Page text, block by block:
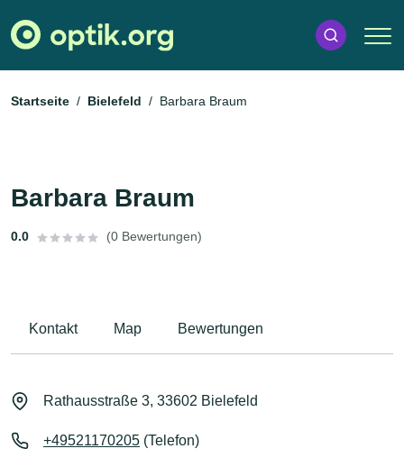
Startseite Bielefeld Barbara Braum
Barbara Braum
0.0 (0 Bewertungen)
Kontakt Map Bewertungen
Rathausstraße 3, 33602 Bielefeld
+49521170205 (Telefon)